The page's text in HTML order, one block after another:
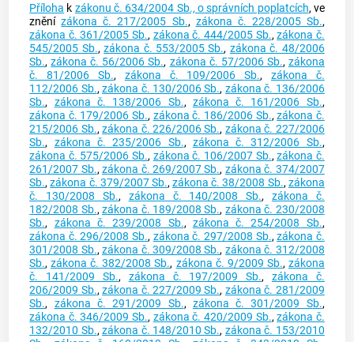
Příloha k zákonu č. 634/2004 Sb., o správních poplatcích, ve
zněnízákona č. 217/2005 Sb., zákona č. 228/2005 Sb.,
zákona č. 361/2005 Sb., zákona č. 444/2005 Sb.,zákona č.
545/2005 Sb.,zákona č. 553/2005 Sb., zákona č. 48/2006
Sb.,zákona č. 56/2006 Sb., zákona č. 57/2006 Sb., zákona
č. 81/2006 Sb., zákona č. 109/2006 Sb., zákona č.
112/2006 Sb.,zákona č. 130/2006 Sb., zákona č. 136/2006
Sb., zákona č. 138/2006 Sb., zákona č. 161/2006 Sb.,
zákona č. 179/2006 Sb., zákona č. 186/2006 Sb.,zákona č.
215/2006 Sb.,zákona č. 226/2006 Sb., zákona č. 227/2006
Sb., zákona č. 235/2006 Sb., zákona č. 312/2006 Sb.,
zákona č. 575/2006 Sb., zákona č. 106/2007 Sb.,zákona č.
261/2007 Sb.,zákona č. 269/2007 Sb., zákona č. 374/2007
Sb.,zákona č. 379/2007 Sb.,zákona č. 38/2008 Sb.,zákona
č. 130/2008 Sb., zákona č. 140/2008 Sb., zákona č.
182/2008 Sb.,zákona č. 189/2008 Sb., zákona č. 230/2008
Sb., zákona č. 239/2008 Sb., zákona č. 254/2008 Sb.,
zákona č. 296/2008 Sb., zákona č. 297/2008 Sb.,zákona č.
301/2008 Sb.,zákona č. 309/2008 Sb., zákona č. 312/2008
Sb.,zákona č. 382/2008 Sb., zákona č. 9/2009 Sb., zákona
č. 141/2009 Sb., zákona č. 197/2009 Sb., zákona č.
206/2009 Sb.,zákona č. 227/2009 Sb., zákona č. 281/2009
Sb., zákona č. 291/2009 Sb., zákona č. 301/2009 Sb.,
zákona č. 346/2009 Sb., zákona č. 420/2009 Sb.,zákona č.
132/2010 Sb.,zákona č. 148/2010 Sb., zákona č. 153/2010